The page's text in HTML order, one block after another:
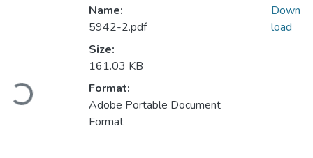
Loading...
Name:
5942-2.pdf
Size:
161.03 KB
Format:
Adobe Portable Document
Format
Down
load